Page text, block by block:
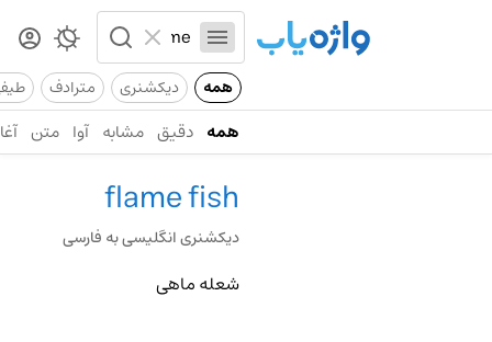
همه دیکشنری مترادف
همه دقیق مشابه آوا متن
flame fish
دیکشنری انگلیسی به فارسی
شعله ماهی